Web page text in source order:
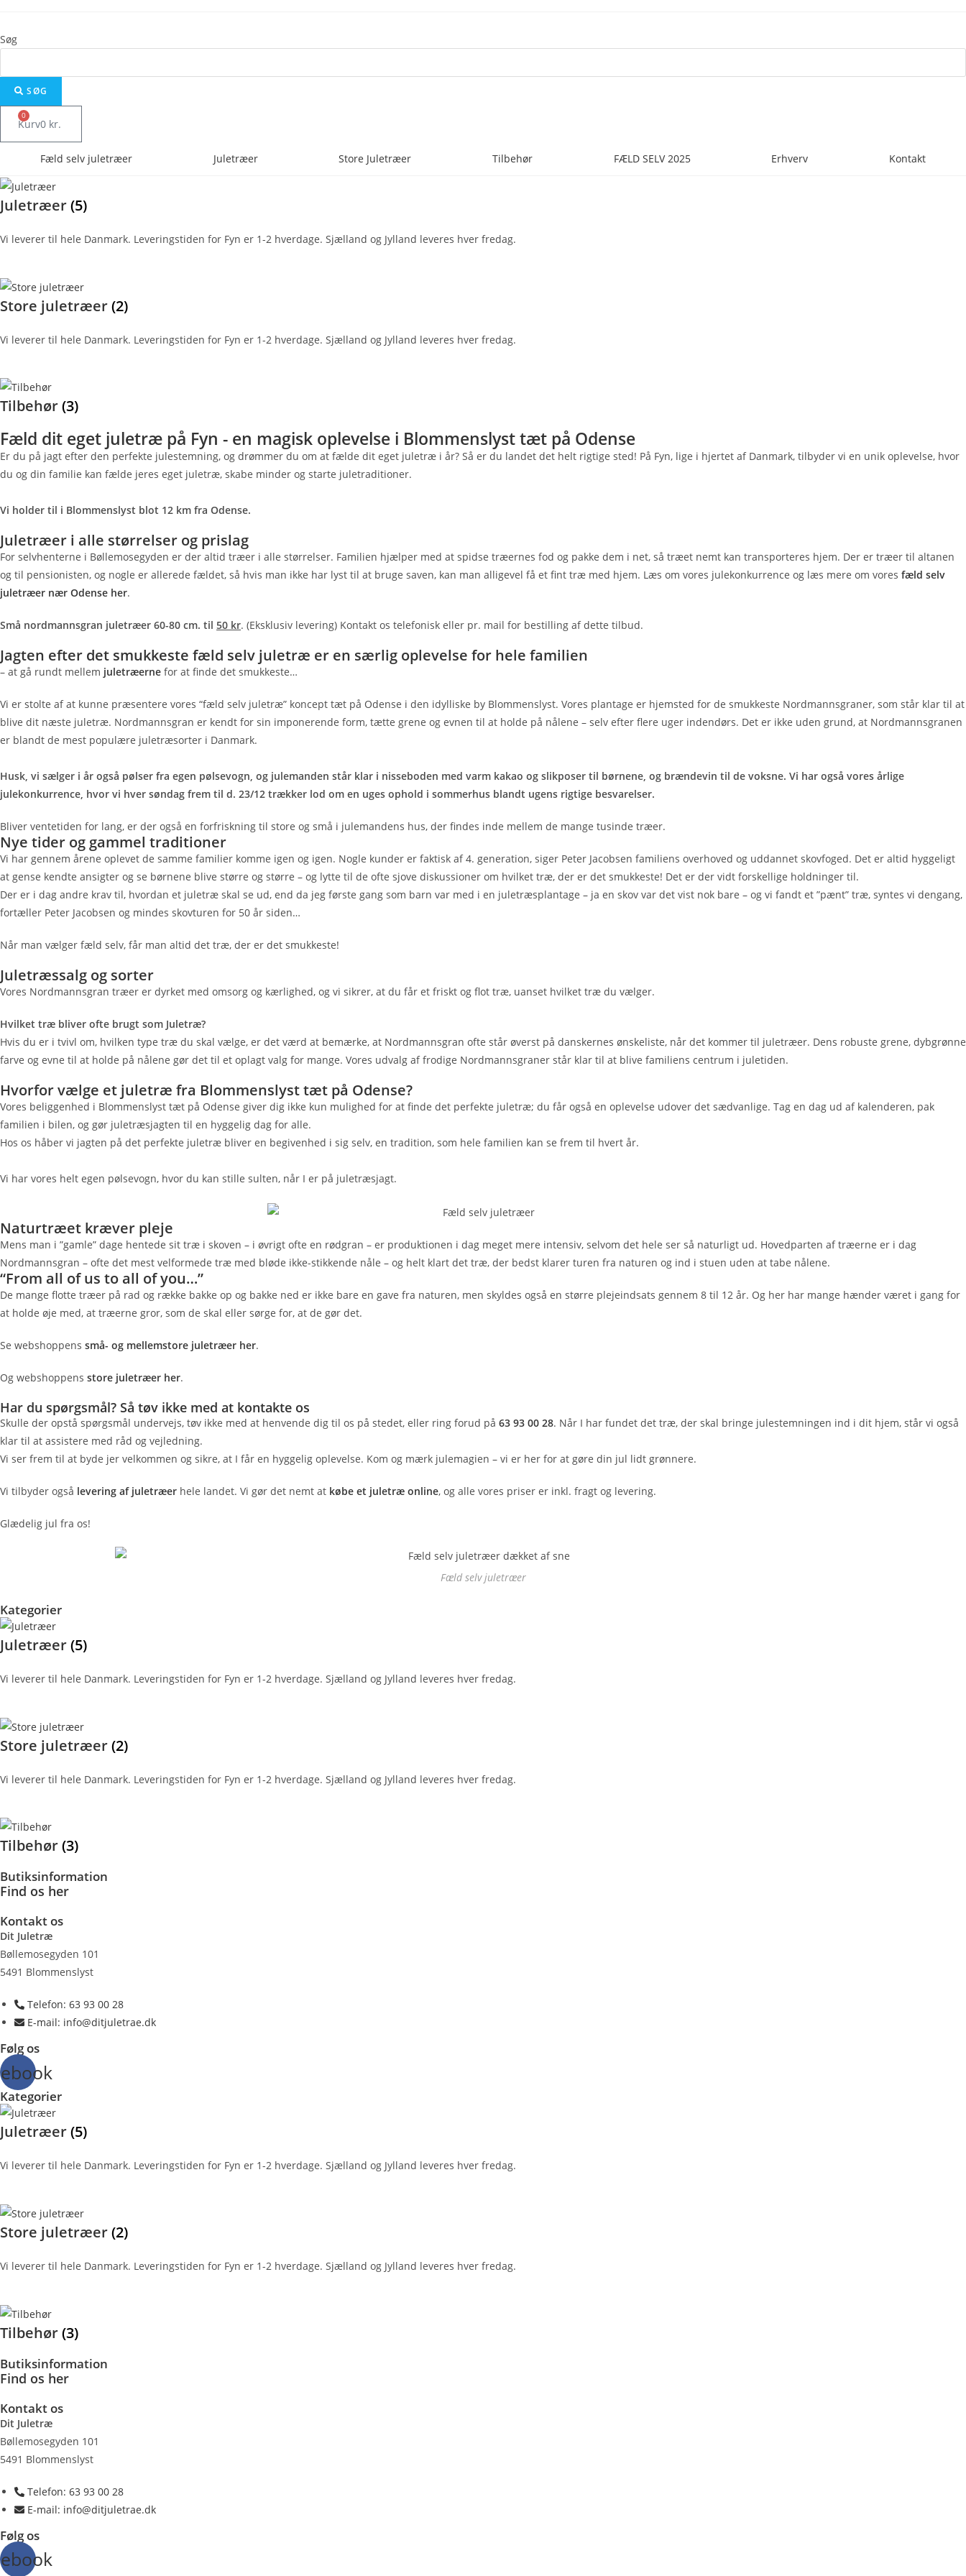
content
Søg
SØG
0 kr.
0
Kurv
Fæld selv juletræer Juletræer Store Juletræer Tilbehør FÆLD SELV 2025 Erhverv Kontakt
Juletræer(5)
Vi leverer til hele Danmark. Leveringstiden for Fyn er 1-2 hverdage. Sjælland og Jylland leveres hver fredag.
Store juletræer(2)
Vi leverer til hele Danmark. Leveringstiden for Fyn er 1-2 hverdage. Sjælland og Jylland leveres hver fredag.
Tilbehør(3)
Fæld dit eget juletræ på Fyn - en magisk oplevelse i Blommenslyst tæt på Odense
Er du på jagt efter den perfekte julestemning, og drømmer du om at fælde dit eget juletræ i år? Så er du landet det helt rigtige sted! På Fyn, lige i hjertet af Danmark, tilbyder vi en unik oplevelse, hvor
du og din familie kan fælde jeres eget juletræ, skabe minder og starte juletraditioner.
Vi holder til i Blommenslyst blot 12 km fra Odense.
Juletræer i alle størrelser og prislag
For selvhenterne i Bøllemosegyden er der altid træer i alle størrelser. Familien hjælper med at spidse træernes fod og pakke dem i net, så træet nemt kan transporteres hjem. Der er træer til altanen
og til pensionisten, og nogle er allerede fældet, så hvis man ikke har lyst til at bruge saven, kan man alligevel få et fint træ med hjem. Læs om vores julekonkurrence og læs mere om vores fæld selv
juletræer nær Odense her.
Små nordmannsgran juletræer 60-80 cm. til 50 kr. (Eksklusiv levering) Kontakt os telefonisk eller pr. mail for bestilling af dette tilbud.
Jagten efter det smukkeste fæld selv juletræ er en særlig oplevelse for hele familien
– at gå rundt mellem juletræerne for at finde det smukkeste…
Vi er stolte af at kunne præsentere vores “fæld selv juletræ” koncept tæt på Odense i den idylliske by Blommenslyst. Vores plantage er hjemsted for de smukkeste Nordmannsgraner, som står klar til at
blive dit næste juletræ. Nordmannsgran er kendt for sin imponerende form, tætte grene og evnen til at holde på nålene – selv efter flere uger indendørs. Det er ikke uden grund, at Nordmannsgranen
er blandt de mest populære juletræsorter i Danmark.
Husk, vi sælger i år også pølser fra egen pølsevogn, og julemanden står klar i nisseboden med varm kakao og slikposer til børnene, og brændevin til de voksne. Vi har også vores årlige
julekonkurrence, hvor vi hver søndag frem til d. 23/12 trækker lod om en uges ophold i sommerhus blandt ugens rigtige besvarelser.
Bliver ventetiden for lang, er der også en forfriskning til store og små i julemandens hus, der findes inde mellem de mange tusinde træer.
Nye tider og gammel traditioner
Vi har gennem årene oplevet de samme familier komme igen og igen. Nogle kunder er faktisk af 4. generation, siger Peter Jacobsen familiens overhoved og uddannet skovfoged. Det er altid hyggeligt
at gense kendte ansigter og se børnene blive større og større – og lytte til de ofte sjove diskussioner om hvilket træ, der er det smukkeste! Det er der vidt forskellige holdninger til.
Der er i dag andre krav til, hvordan et juletræ skal se ud, end da jeg første gang som barn var med i en juletræsplantage – ja en skov var det vist nok bare – og vi fandt et ”pænt” træ, syntes vi dengang,
fortæller Peter Jacobsen og mindes skovturen for 50 år siden…
Når man vælger fæld selv, får man altid det træ, der er det smukkeste!
Juletræssalg og sorter
Vores Nordmannsgran træer er dyrket med omsorg og kærlighed, og vi sikrer, at du får et friskt og flot træ, uanset hvilket træ du vælger.
Hvilket træ bliver ofte brugt som Juletræ?
Hvis du er i tvivl om, hvilken type træ du skal vælge, er det værd at bemærke, at Nordmannsgran ofte står øverst på danskernes ønskeliste, når det kommer til juletræer. Dens robuste grene, dybgrønne
farve og evne til at holde på nålene gør det til et oplagt valg for mange. Vores udvalg af frodige Nordmannsgraner står klar til at blive familiens centrum i juletiden.
Hvorfor vælge et juletræ fra Blommenslyst tæt på Odense?
Vores beliggenhed i Blommenslyst tæt på Odense giver dig ikke kun mulighed for at finde det perfekte juletræ; du får også en oplevelse udover det sædvanlige. Tag en dag ud af kalenderen, pak
familien i bilen, og gør juletræsjagten til en hyggelig dag for alle.
Hos os håber vi jagten på det perfekte juletræ bliver en begivenhed i sig selv, en tradition, som hele familien kan se frem til hvert år.
Vi har vores helt egen pølsevogn, hvor du kan stille sulten, når I er på juletræsjagt.
Naturtræet kræver pleje
Mens man i ”gamle” dage hentede sit træ i skoven – i øvrigt ofte en rødgran – er produktionen i dag meget mere intensiv, selvom det hele ser så naturligt ud. Hovedparten af træerne er i dag
Nordmannsgran – ofte det mest velformede træ med bløde ikke-stikkende nåle – og helt klart det træ, der bedst klarer turen fra naturen og ind i stuen uden at tabe nålene.
“From all of us to all of you…”
De mange flotte træer på rad og række bakke op og bakke ned er ikke bare en gave fra naturen, men skyldes også en større plejeindsats gennem 8 til 12 år. Og her har mange hænder været i gang for
at holde øje med, at træerne gror, som de skal eller sørge for, at de gør det.
Se webshoppens små- og mellemstore juletræer her.
Og webshoppens store juletræer her.
Har du spørgsmål? Så tøv ikke med at kontakte os
Skulle der opstå spørgsmål undervejs, tøv ikke med at henvende dig til os på stedet, eller ring forud på 63 93 00 28. Når I har fundet det træ, der skal bringe julestemningen ind i dit hjem, står vi også
klar til at assistere med råd og vejledning.
Vi ser frem til at byde jer velkommen og sikre, at I får en hyggelig oplevelse. Kom og mærk julemagien – vi er her for at gøre din jul lidt grønnere.
Vi tilbyder også levering af juletræer hele landet. Vi gør det nemt at købe et juletræ online, og alle vores priser er inkl. fragt og levering.
Glædelig jul fra os!
Fæld selv juletræer
Kategorier
Juletræer(5)
Vi leverer til hele Danmark. Leveringstiden for Fyn er 1-2 hverdage. Sjælland og Jylland leveres hver fredag.
Store juletræer(2)
Vi leverer til hele Danmark. Leveringstiden for Fyn er 1-2 hverdage. Sjælland og Jylland leveres hver fredag.
Tilbehør(3)
Butiksinformation
Find os her
Kontakt os
Dit Juletræ
Bøllemosegyden 101
5491 Blommenslyst
Telefon: 63 93 00 28
E-mail: info@ditjuletrae.dk
Følg os
Kategorier
Juletræer(5)
Vi leverer til hele Danmark. Leveringstiden for Fyn er 1-2 hverdage. Sjælland og Jylland leveres hver fredag.
Store juletræer(2)
Vi leverer til hele Danmark. Leveringstiden for Fyn er 1-2 hverdage. Sjælland og Jylland leveres hver fredag.
Tilbehør(3)
Butiksinformation
Find os her
Kontakt os
Dit Juletræ
Bøllemosegyden 101
5491 Blommenslyst
Telefon: 63 93 00 28
E-mail: info@ditjuletrae.dk
Følg os